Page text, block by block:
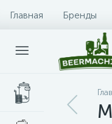
Главная Бренды